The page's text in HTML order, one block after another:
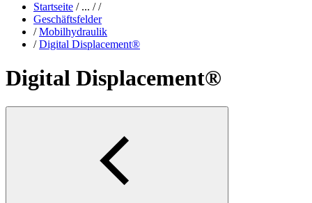
Startseite /... / /
Geschäftsfelder
/ Mobilhydraulik
/ Digital Displacement®
Digital Displacement®